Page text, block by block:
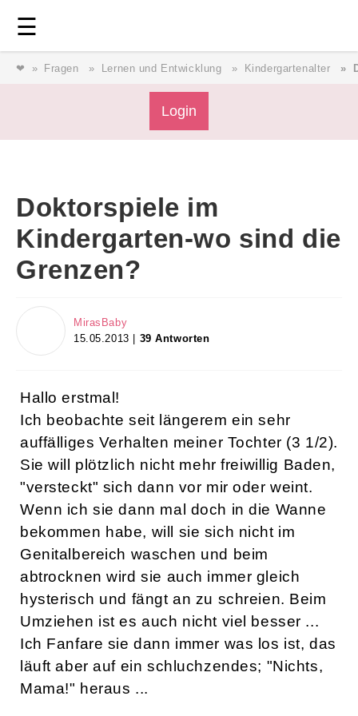
☰
❤ Fragen Lernen und Entwicklung Kindergartenalter
Login
Doktorspiele im
Kindergarten-wo sind die
Grenzen?
MirasBaby
15.05.2013 | 39 Antworten
Hallo erstmal!
Ich beobachte seit längerem ein sehr
auffälliges Verhalten meiner Tochter (3 1/2).
Sie will plötzlich nicht mehr freiwillig Baden,
"versteckt" sich dann vor mir oder weint.
Wenn ich sie dann mal doch in die Wanne
bekommen habe, will sie sich nicht im
Genitalbereich waschen und beim
abtrocknen wird sie auch immer gleich
hysterisch und fängt an zu schreien. Beim
Umziehen ist es auch nicht viel besser ...
Ich Fanfare sie dann immer was los ist, das
läuft aber auf ein schluchzendes; "Nichts,
Mama!" heraus ...
Forum
Service
AGB & Impressum